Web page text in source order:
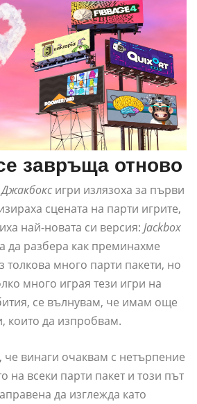
завръща отново
Джакбокс игри излязоха за първи
сцената на парти игрите,
най-новата си версия: Jackbox
да разбера как преминахме
толкова много парти пакети, но
много играя тези игри на
се вълнувам, че имам още
които да изпробвам.
че винаги очаквам с нетърпение
на всеки парти пакет и този път
да изглежда като